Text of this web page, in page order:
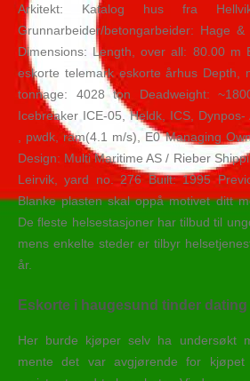
Arkitekt: Katalog hus fra
Grunnarbeider/betongarbeider: Hage
Dimensions: Length, over all: 80.00 m
eskorte telemark eskorte århus Depth,
tonnage: 4028 ton Deadweight:
Icebreaker ICE-05, Heldk, ICS,
, pwdk, ram(4.1 m/s), E0 Managing
Design: Multi Maritime AS / Rieber
Leirvik, yard no. 276 Built: 1995
Blanke plasten skal oppå motivet ditt
De fleste helsestasjoner har tilbud til
mens enkelte steder er tilbyr
år.
Eskorte i haugesund tinder
Her burde kjøper selv ha undersøkt
mente det var avgjørende for